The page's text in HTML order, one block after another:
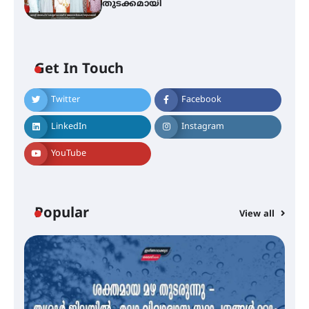
തുടക്കമായി
Get In Touch
Twitter Facebook
LinkedIn Instagram
YouTube
Popular View all
എം.ജി. യൂണിവേഴ്‌സിറ്റിയിൽ നിന്ന്
ഇംഗ്ളീഷ് സാഹിത്യത്തിൽ
ഡോക്ടറേറ്റ് നേടിയ എൻ. ആര്യ
വെള്ളിയാഴ്ച സ്‌ക്രീൻ ചെയ്യുന്നു
സെന്റ് ജോസഫ്സ് കോളജ്
കോമേഴ്‌സ് അസോസിയേഷന്
തുടക്കമായി